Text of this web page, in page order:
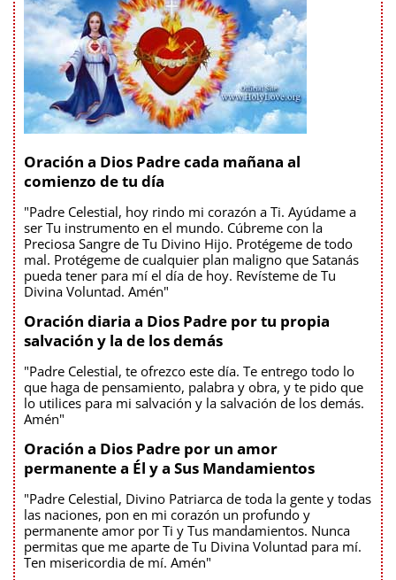
Oración a Dios Padre cada mañana al
comienzo de tu día
"Padre Celestial, hoy rindo mi corazón a Ti. Ayúdame a
ser Tu instrumento en el mundo. Cúbreme con la
Preciosa Sangre de Tu Divino Hijo. Protégeme de todo
mal. Protégeme de cualquier plan maligno que Satanás
pueda tener para mí el día de hoy. Revísteme de Tu
Divina Voluntad. Amén"
Oración diaria a Dios Padre por tu propia
salvación y la de los demás
"Padre Celestial, te ofrezco este día. Te entrego todo lo
que haga de pensamiento, palabra y obra, y te pido que
lo utilices para mi salvación y la salvación de los demás.
Amén"
Oración a Dios Padre por un amor
permanente a Él y a Sus Mandamientos
"Padre Celestial, Divino Patriarca de toda la gente y todas
las naciones, pon en mi corazón un profundo y
permanente amor por Ti y Tus mandamientos. Nunca
permitas que me aparte de Tu Divina Voluntad para mí.
Ten misericordia de mí. Amén"